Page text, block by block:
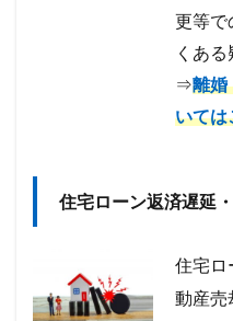
更等で
くある
⇒離婚
いては
住宅ローン返済遅延
住宅ロ
動産売